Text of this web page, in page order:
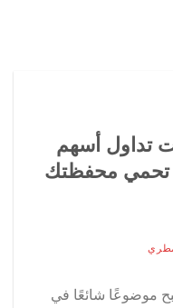
تداول أسهم
تحمي محفظتك
موضوعًا شائعًا في